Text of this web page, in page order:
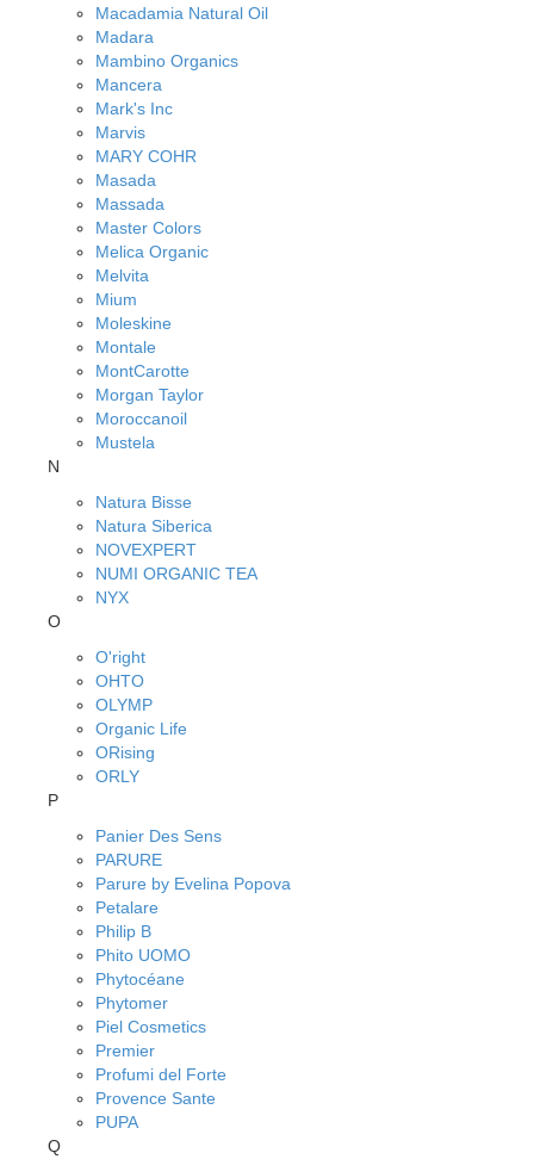
Macadamia Natural Oil
Madara
Mambino Organics
Mancera
Mark's Inc
Marvis
MARY COHR
Masada
Massada
Master Colors
Melica Organic
Melvita
Mium
Moleskine
Montale
MontCarotte
Morgan Taylor
Moroccanoil
Mustela
N
Natura Bisse
Natura Siberica
NOVEXPERT
NUMI ORGANIC TEA
NYX
O
O'right
OHTO
OLYMP
Organic Life
ORising
ORLY
P
Panier Des Sens
PARURE
Parure by Evelina Popova
Petalare
Philip B
Phito UOMO
Phytocéane
Phytomer
Piel Cosmetics
Premier
Profumi del Forte
Provence Sante
PUPA
Q